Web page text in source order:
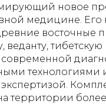
новое
медицине. Его
восточные
веданту,
технологиями
территории более